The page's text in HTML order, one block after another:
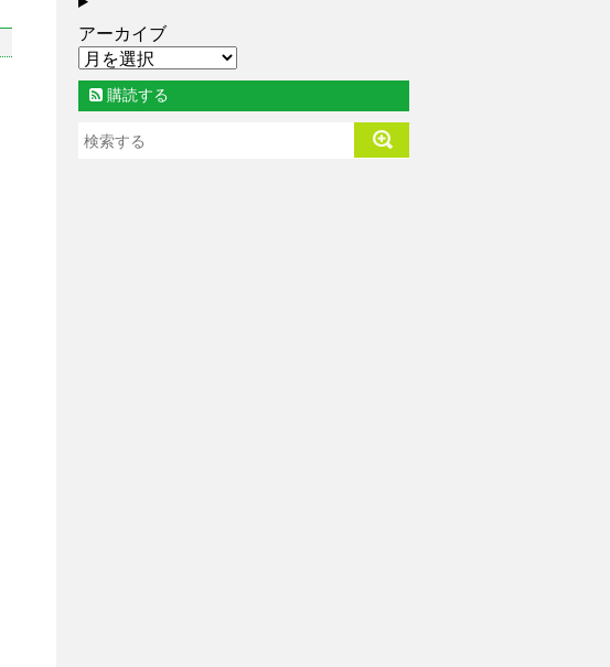
アーカイブ
購読する